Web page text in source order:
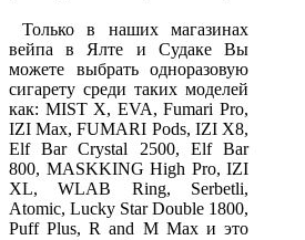
Только в наших магазинах
вейпа в Ялте и Судаке Вы
можете выбрать одноразовую
сигарету среди таких моделей
как: MIST X, EVA, Fumari Pro,
IZI Max, FUMARI Pods, IZI X8,
Elf Bar Crystal 2500, Elf Bar
800, MASKKING High Pro, IZI
XL, WLAB Ring, Serbetli,
Atomic, Lucky Star Double 1800,
Puff Plus, R and M Max и это